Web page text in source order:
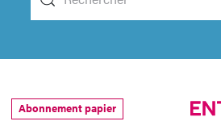
Abonnement papier